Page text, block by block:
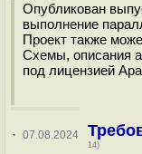
Опубликован
выполнение
Проект также
Схемы, описания
под лицензией
· 07.08.2024
14)